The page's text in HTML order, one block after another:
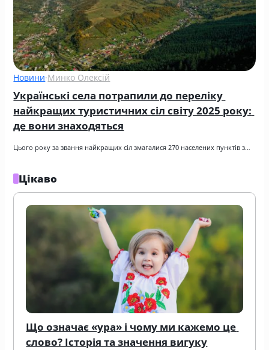
Новини·Минко Олексій
Українські села потрапили до переліку
найкращих туристичних сіл світу 2025 року:
де вони знаходяться
Цього року за звання найкращих сіл змагалися 270 населених пунктів з…
Цікаво
Що означає «ура» і чому ми кажемо це
слово? Історія та значення вигуку